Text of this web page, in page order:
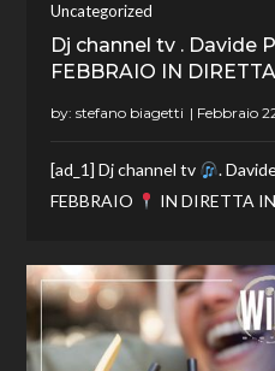
Uncategorized
Dj channel tv . Davide
FEBBRAIO IN
by:stefano biagetti
[ad_1] Dj channel tv
.
FEBBRAIO
IN DIRETTA